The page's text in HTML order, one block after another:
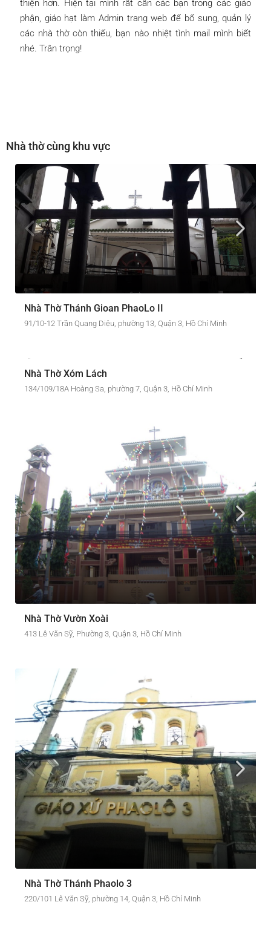
thiện hơn. Hiện tại mình rất cần các bạn trong các giáo
phận, giáo hạt làm Admin trang web để bổ sung, quản lý
các nhà thờ còn thiếu, bạn nào nhiệt tình mail mình biết
nhé. Trân trọng!
Nhà thờ cùng khu vực
Nhà Thờ Thánh Gioan PhaoLo II
91/10-12 Trần Quang Diệu, phường 13, Quận 3, Hồ Chí Minh
Nhà Thờ Xóm Lách
134/109/18A Hoàng Sa, phường 7, Quận 3, Hồ Chí Minh
Nhà Thờ Vườn Xoài
413 Lê Văn Sỹ, Phường 3, Quận 3, Hồ Chí Minh
Nhà Thờ Thánh Phaolo 3
220/101 Lê Văn Sỹ, phường 14, Quận 3, Hồ Chí Minh